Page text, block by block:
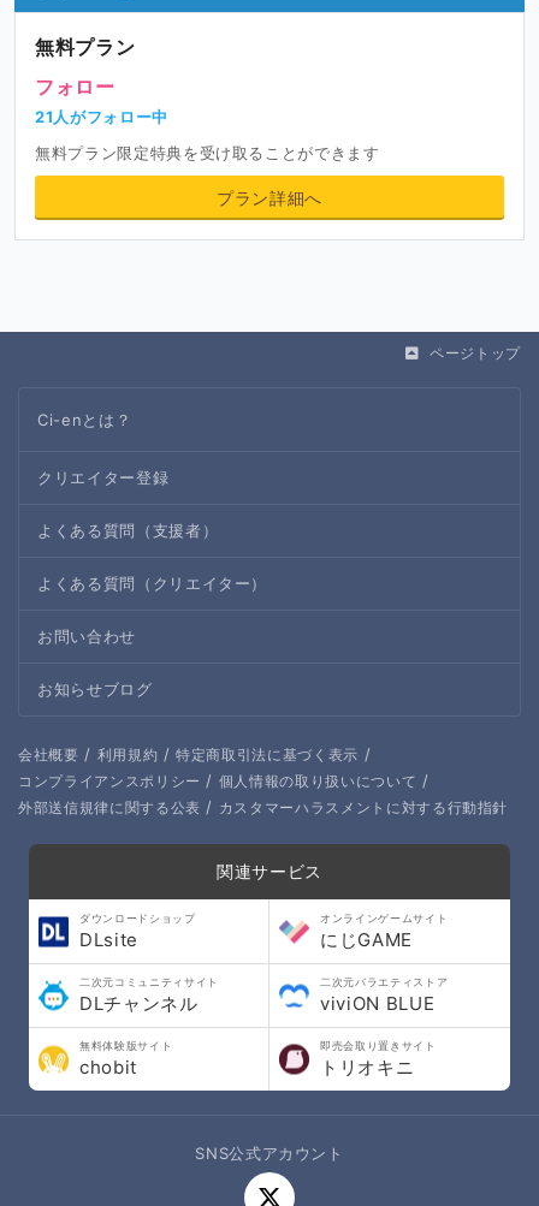
無料プラン
フォロー
21人がフォロー中
無料プラン限定特典を受け取ることができます
プラン詳細へ
ページトップ
Ci-enとは？
クリエイター登録
よくある質問（支援者）
よくある質問（クリエイター）
お問い合わせ
お知らせブログ
会社概要 / 利用規約 / 特定商取引法に基づく表示 /
コンプライアンスポリシー / 個人情報の取り扱いについて /
外部送信規律に関する公表 / カスタマーハラスメントに対する行動指針
関連サービス
ダウンロードショップ
DLsite
オンラインゲームサイト
にじGAME
二次元コミュニティサイト
DLチャンネル
二次元バラエティストア
viviON BLUE
無料体験版サイト
chobit
即売会取り置きサイト
トリオキニ
SNS公式アカウント